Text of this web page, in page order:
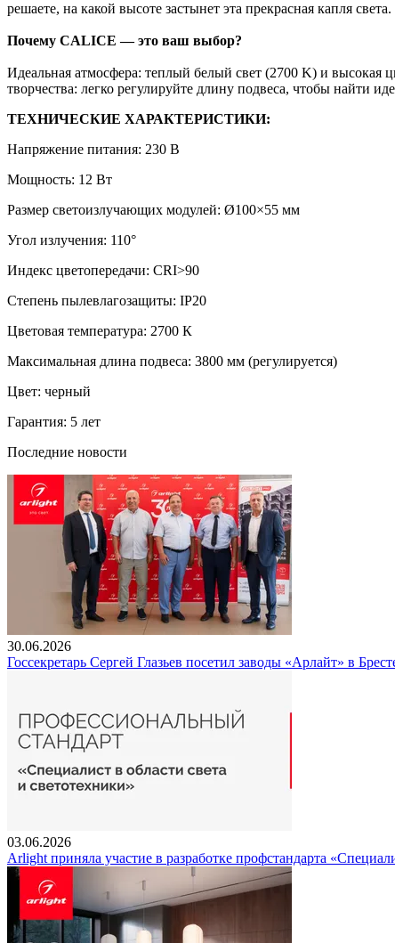
решаете, на какой высоте застынет эта прекрасная капля света.
Почему CALICE — это ваш выбор?
Идеальная атмосфера: теплый белый свет (2700 K) и
творчества: легко регулируйте длину подвеса, чтобы найти
ТЕХНИЧЕСКИЕ ХАРАКТЕРИСТИКИ:
Напряжение питания: 230 В
Мощность: 12 Вт
Размер светоизлучающих модулей: Ø100×55 мм
Угол излучения: 110°
Индекс цветопередачи: CRI>90
Степень пылевлагозащиты: IP20
Цветовая температура: 2700 К
Максимальная длина подвеса: 3800 мм (регулируется)
Цвет: черный
Гарантия: 5 лет
Последние новости
30.06.2026
Госсекретарь Сергей Глазьев посетил заводы «Арлайт» в
03.06.2026
Arlight приняла участие в разработке профстандарта